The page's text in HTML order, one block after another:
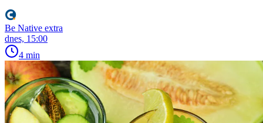
Be Native extra
dnes, 15:00
4 min